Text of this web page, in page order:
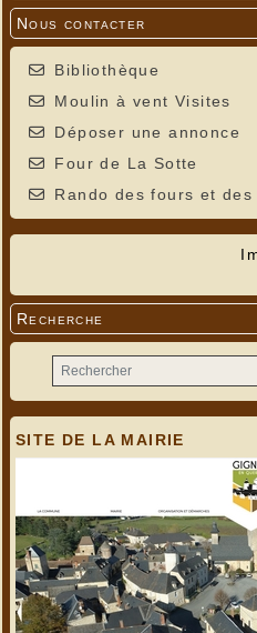
Nous contacter
Bibliothèque
Moulin à vent Visites
Déposer une annonce
Four de La Sotte
Rando des fours et des
Recherche
SITE DE LA MAIRIE